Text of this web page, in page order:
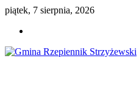
piątek, 7 sierpnia, 2026